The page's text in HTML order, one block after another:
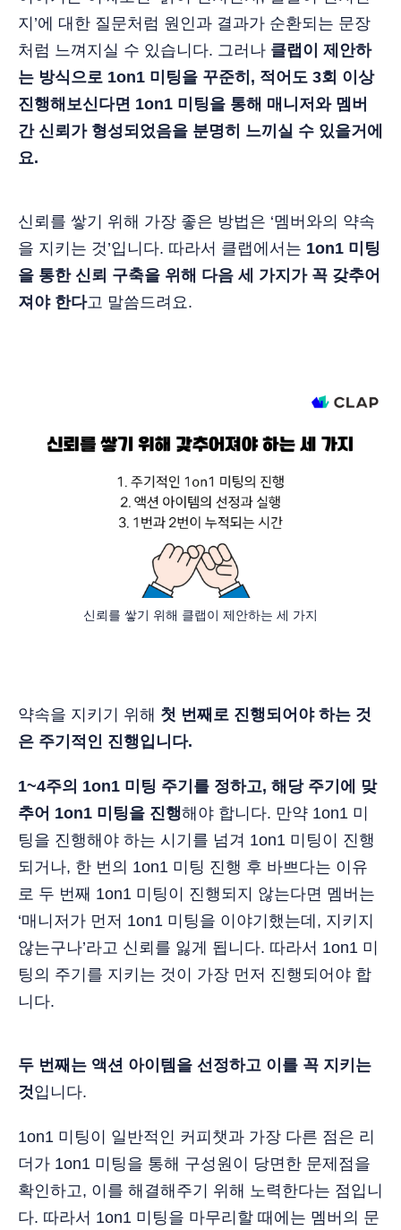
지’에 대한 질문처럼 원인과 결과가 순환되는 문장
처럼 느껴지실 수 있습니다. 그러나 클랩이 제안하
는 방식으로 1on1 미팅을 꾸준히, 적어도 3회 이상
진행해보신다면 1on1 미팅을 통해 매니저와 멤버
간 신뢰가 형성되었음을 분명히 느끼실 수 있을거에
요.
신뢰를 쌓기 위해 가장 좋은 방법은 ‘멤버와의 약속
을 지키는 것’입니다. 따라서 클랩에서는 1on1 미팅
을 통한 신뢰 구축을 위해 다음 세 가지가 꼭 갖추어
져야 한다고 말씀드려요.
신뢰를 쌓기 위해 클랩이 제안하는 세 가지
약속을 지키기 위해 첫 번째로 진행되어야 하는 것
은 주기적인 진행입니다.
1~4주의 1on1 미팅 주기를 정하고, 해당 주기에 맞
추어 1on1 미팅을 진행해야 합니다. 만약 1on1 미
팅을 진행해야 하는 시기를 넘겨 1on1 미팅이 진행
되거나, 한 번의 1on1 미팅 진행 후 바쁘다는 이유
로 두 번째 1on1 미팅이 진행되지 않는다면 멤버는
‘매니저가 먼저 1on1 미팅을 이야기했는데, 지키지
않는구나’라고 신뢰를 잃게 됩니다. 따라서 1on1 미
팅의 주기를 지키는 것이 가장 먼저 진행되어야 합
니다.
두 번째는 액션 아이템을 선정하고 이를 꼭 지키는
것입니다.
1on1 미팅이 일반적인 커피챗과 가장 다른 점은 리
더가 1on1 미팅을 통해 구성원이 당면한 문제점을
확인하고, 이를 해결해주기 위해 노력한다는 점입니
다. 따라서 1on1 미팅을 마무리할 때에는 멤버의 문